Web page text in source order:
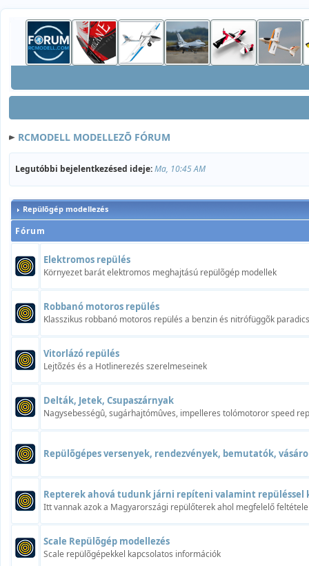
RCMODELL MODELLEZÕ FÓRUM
Legutóbbi bejelentkezésed ideje:Ma, 10:45 AM
Repülõgép modellezés
Fórum
Elektromos repülés
Környezet barát elektromos meghajtású repülõgép modellek
Robbanó motoros repülés
Klasszikus robbanó motoros repülés a benzin és nitrófüggõk
Vitorlázó repülés
Lejtõzés és a Hotlinerezés szerelmeseinek
Delták, Jetek, Csupaszárnyak
Nagysebességû, sugárhajtómûves, impelleres tolómotoror speed
Repülõgépes versenyek, rendezvények, bemutatók,
Repterek ahová tudunk járni repíteni valamint repüléssel
Itt vannak azok a Magyarországi repülőterek ahol megfelelő
Scale Repülõgép modellezés
Scale repülõgépekkel kapcsolatos információk